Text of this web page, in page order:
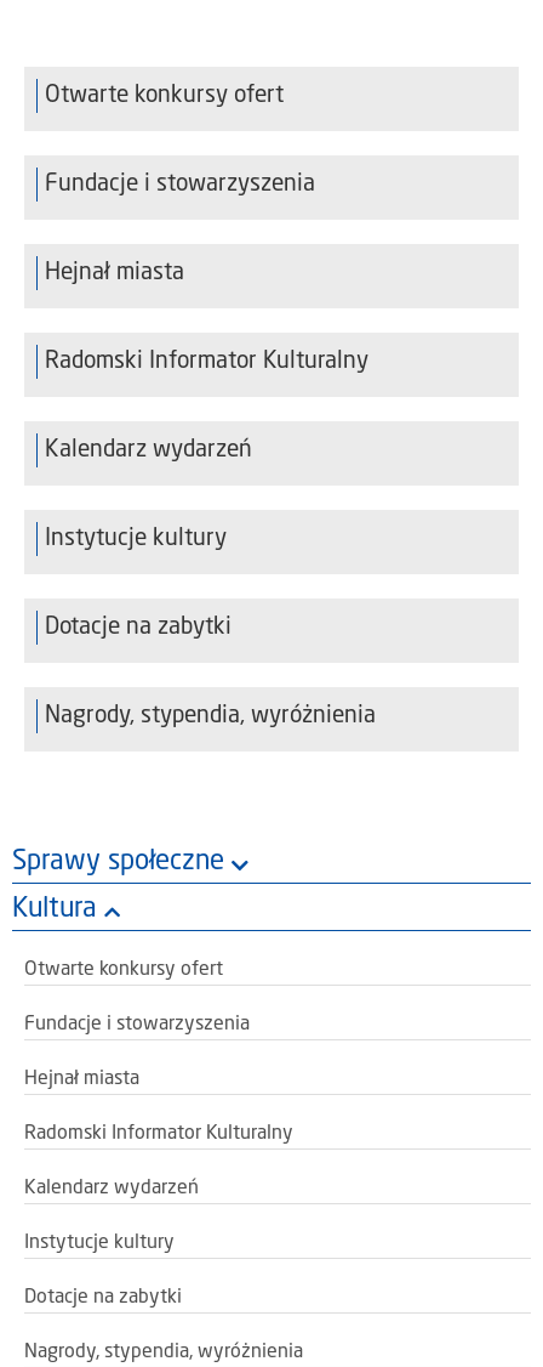
Sprawy społeczne
Kultura
Otwarte konkursy ofert
Fundacje i stowarzyszenia
Hejnał miasta
Radomski Informator Kulturalny
Kalendarz wydarzeń
Instytucje kultury
Dotacje na zabytki
Nagrody, stypendia, wyróżnienia
Otwarte konkursy ofert
Fundacje i stowarzyszenia
Hejnał miasta
Radomski Informator Kulturalny
Kalendarz wydarzeń
Instytucje kultury
Dotacje na zabytki
Nagrody, stypendia, wyróżnienia